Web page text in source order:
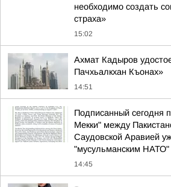
необходимо создать
страха»
15:02
Ахмат Кадыров
Пачхьалкхан Къонах»
14:51
Подписанный сегодня
Мекки" между
Саудовской Аравией
"мусульманским НАТО"
14:45